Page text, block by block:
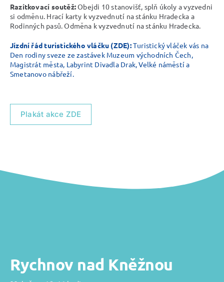
Razítkovací soutěž:Obejdi 10 stanovišť, splň úkoly a vyzvedni
si odměnu. Hrací karty k vyzvednutí na stánku Hradecka a
Rodinných pasů. Odměna k vyzvednutí na stánku Hradecka.
Jízdní řád turistického vláčku (ZDE):Turistický vláček vás na
Den rodiny sveze ze zastávek Muzeum východních Čech,
Magistrát města, Labyrint Divadla Drak, Velké náměstí a
Smetanovo nábřeží.
Plakát akce ZDE
Rychnov nad Kněžnou